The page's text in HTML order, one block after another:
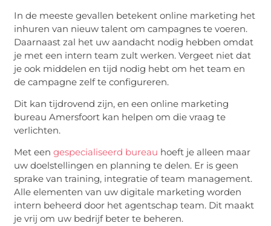
In de meeste gevallen betekent online marketing het
inhuren van nieuw talent om campagnes te voeren.
Daarnaast zal het uw aandacht nodig hebben omdat
je met een intern team zult werken. Vergeet niet dat
je ook middelen en tijd nodig hebt om het team en
de campagne zelf te configureren.
Dit kan tijdrovend zijn, en een online marketing
bureau Amersfoort kan helpen om die vraag te
verlichten.
Met eengespecialiseerd bureau hoeft je alleen maar
uw doelstellingen en planning te delen. Er is geen
sprake van training, integratie of team management.
Alle elementen van uw digitale marketing worden
intern beheerd door het agentschap team. Dit maakt
je vrij om uw bedrijf beter te beheren.